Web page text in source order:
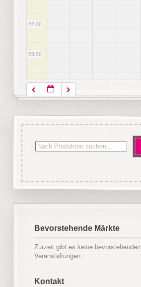
22:00
23:00
Bevorstehende Märkte
Zurzeit gibt es keine bevorstehenden
Veranstaltungen.
Kontakt